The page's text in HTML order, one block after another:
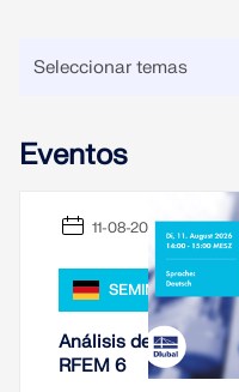
Eventos
11-08-2026
SEMINARIO WEB
Análisis de rigidez
RFEM 6